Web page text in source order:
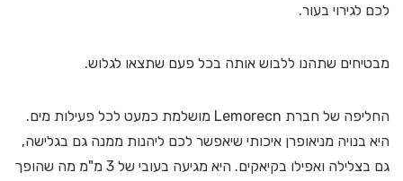
לכם לגירוי בעור.
מבטיחים שתהנו ללבוש אותה בכל פעם שתצאו לגלוש.
החליפה של חברת Lemorecn מושלמת כמעט לכל פעילות מים.
היא בנויה מניאופרן איכותי שיאפשר לכם ליהנות ממנה גם בגלישה,
גם בצלילה ואפילו בקיאקים. היא מגיעה בעובי של 3 מ"מ מה שהופך